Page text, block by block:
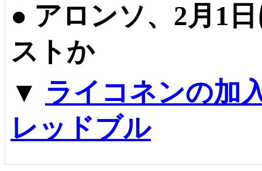
● アロンソ、2月1
ストか
▼ ライコネンの加
レッドブル